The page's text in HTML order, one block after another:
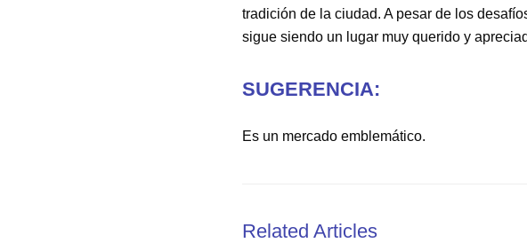
tradición de la ciudad. A pesar de los
sigue siendo un lugar muy querido y
SUGERENCIA:
Es un mercado emblemático.
Related Articles